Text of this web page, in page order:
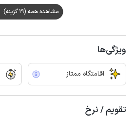
مشاهده همه (19 گزینه)
ویژگی‌ها
اقامتگاه ممتاز
تقویم / نرخ